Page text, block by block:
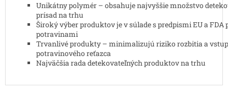
Unikátny polymér – obsahuje najvyššie množstvo
prísad na trhu
Široký výber produktov je v súlade s predpismi EU a FDA
potravinami
Trvanlivé produkty – minimalizujú riziko rozbitia a
potravinového reťazca
Najväčšia rada detekovateľných produktov na trhu